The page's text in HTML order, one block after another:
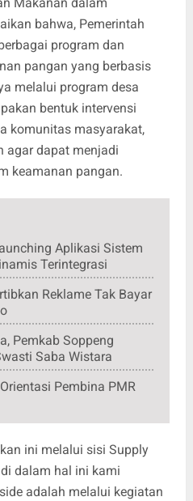
bahwa, Pemerintah
program dan
pangan yang berbasis
melalui program desa
bentuk intervensi
komunitas masyarakat,
agar dapat menjadi
keamanan pangan.
Aplikasi Sistem
Terintegrasi
Reklame Tak Bayar
Pemkab Soppeng
Saba Wistara
Pembina PMR
ini melalui sisi Supply
dalam hal ini kami
adalah melalui kegiatan